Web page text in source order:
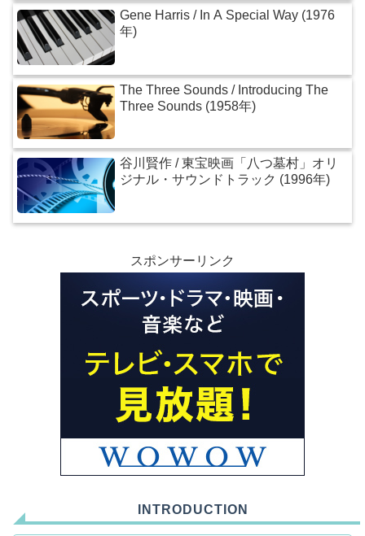
Gene Harris / In A Special Way (1976
年)
The Three Sounds / Introducing The
Three Sounds (1958年)
谷川賢作 / 東宝映画「八つ墓村」オリ
ジナル・サウンドトラック (1996年)
スポンサーリンク
INTRODUCTION